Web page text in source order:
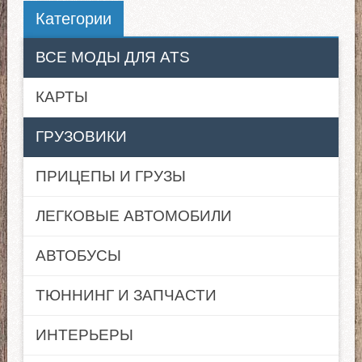
Категории
ВСЕ МОДЫ ДЛЯ ATS
КАРТЫ
ГРУЗОВИКИ
ПРИЦЕПЫ И ГРУЗЫ
ЛЕГКОВЫЕ АВТОМОБИЛИ
АВТОБУСЫ
ТЮННИНГ И ЗАПЧАСТИ
ИНТЕРЬЕРЫ